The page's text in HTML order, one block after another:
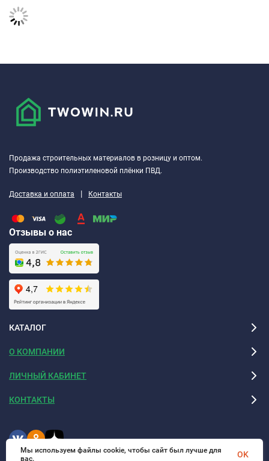
Продажа строительных материалов в розницу и оптом.
Производство полиэтиленовой плёнки ПВД.
Доставка и оплата | Контакты
Отзывы о нас
КАТАЛОГ
О КОМПАНИИ
ЛИЧНЫЙ КАБИНЕТ
КОНТАКТЫ
Мы используем файлы cookie, чтобы сайт был лучше для
вас.
OK